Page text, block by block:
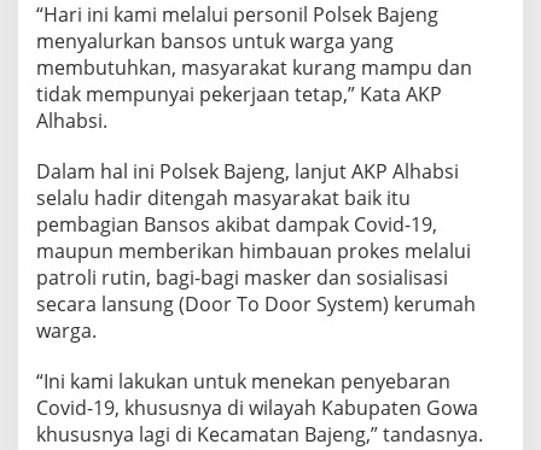
“Hari ini kami melalui personil Polsek Bajeng
menyalurkan bansos untuk warga yang
membutuhkan, masyarakat kurang mampu dan
tidak mempunyai pekerjaan tetap,” Kata AKP
Alhabsi.
Dalam hal ini Polsek Bajeng, lanjut AKP Alhabsi
selalu hadir ditengah masyarakat baik itu
pembagian Bansos akibat dampak Covid-19,
maupun memberikan himbauan prokes melalui
patroli rutin, bagi-bagi masker dan sosialisasi
secara lansung (Door To Door System) kerumah
warga.
“Ini kami lakukan untuk menekan penyebaran
Covid-19, khususnya di wilayah Kabupaten Gowa
khususnya lagi di Kecamatan Bajeng,” tandasnya.